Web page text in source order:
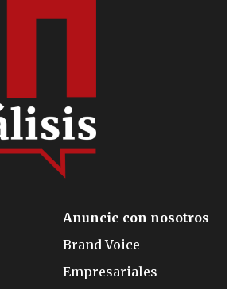
Anuncie con nosotros
Brand Voice
Empresariales